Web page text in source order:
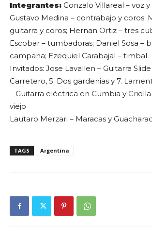
Integrantes: Gonzalo Villareal – voz y
Gustavo Medina – contrabajo y coros;
guitarra y coros; Hernan Ortiz – tres
Escobar – tumbadoras; Daniel Sosa –
campana; Ezequiel Carabajal – timbal
Invitados: Jose Lavallen – Guitarra
Carretero, 5. Dos gardenias y 7.
– Guitarra eléctrica en Cumbia y
viejo
Lautaro Merzari – Maracas y
TAGS Argentina